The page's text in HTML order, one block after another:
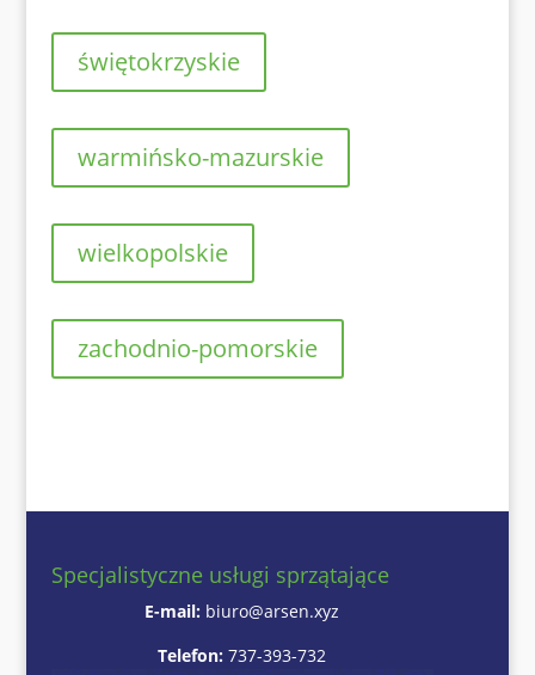
świętokrzyskie
warmińsko-mazurskie
wielkopolskie
zachodnio-pomorskie
Specjalistyczne usługi sprzątające
E-mail: biuro@arsen.xyz
Telefon: 737-393-732